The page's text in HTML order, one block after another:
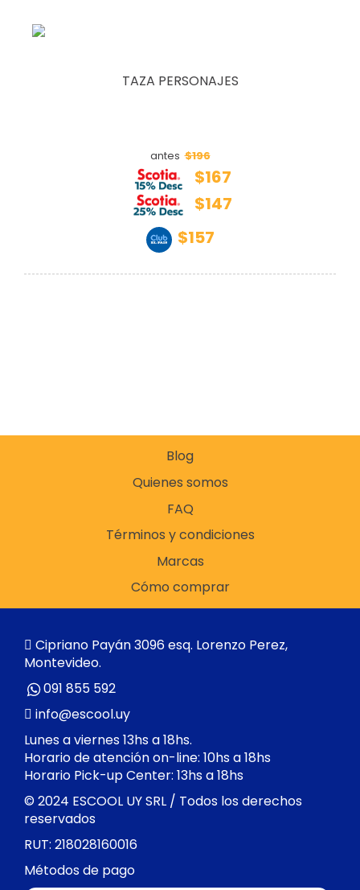
TAZA PERSONAJES
antes $196
$167
$147
$157
Blog
Quienes somos
FAQ
Términos y condiciones
Marcas
Cómo comprar
Cipriano Payán 3096 esq. Lorenzo Perez,
Montevideo.
091 855 592
info@escool.uy
Lunes a viernes 13hs a 18hs.
Horario de atención on-line: 10hs a 18hs
Horario Pick-up Center: 13hs a 18hs
© 2024 ESCOOL UY SRL / Todos los derechos
reservados
RUT: 218028160016
Métodos de pago